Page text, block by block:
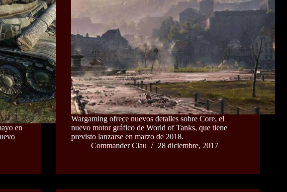
en
Wargaming ofrece nuevos detalles sobre Core, el
nuevo motor gráfico de World of Tanks, que tiene
previsto lanzarse en marzo de 2018.
Commander Clau
28 diciembre, 2017